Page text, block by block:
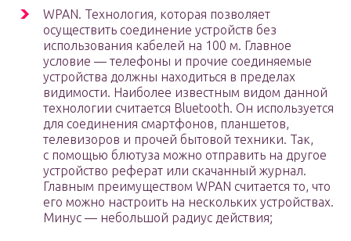
WPAN. Технология, которая позволяет
осуществить соединение устройств без
использования кабелей на 100 м. Главное
условие — телефоны и прочие соединяемые
устройства должны находиться в пределах
видимости. Наиболее известным видом данной
технологии считается Bluetooth. Он используется
для соединения смартфонов, планшетов,
телевизоров и прочей бытовой техники. Так,
с помощью блютуза можно отправить на другое
устройство реферат или скачанный журнал.
Главным преимуществом WPAN считается то, что
его можно настроить на нескольких устройствах.
Минус — небольшой радиус действия;